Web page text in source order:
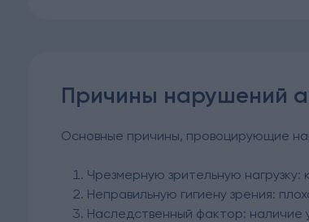
Причины нарушений
Основные причины, провоцирующие
Чрезмерную зрительную
Неправильную гигиену зрения:
Наследственный фактор: наличие